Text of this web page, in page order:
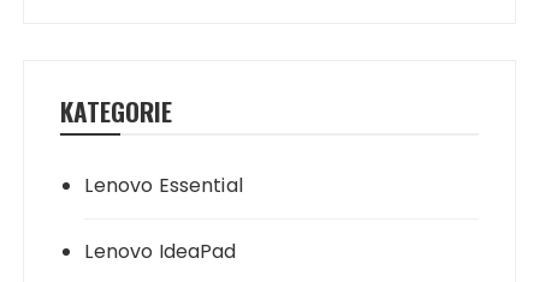
KATEGORIE
Lenovo Essential
Lenovo IdeaPad